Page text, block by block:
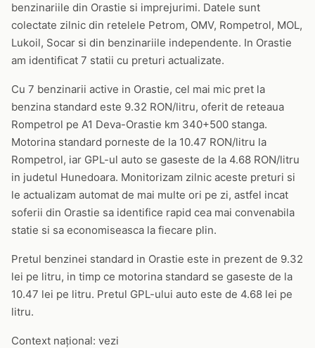
benzinariile din Orastie si imprejurimi. Datele sunt
colectate zilnic din retelele Petrom, OMV, Rompetrol, MOL,
Lukoil, Socar si din benzinariile independente. In Orastie
am identificat 7 statii cu preturi actualizate.
Cu 7 benzinarii active in Orastie, cel mai mic pret la
benzina standard este 9.32 RON/litru, oferit de reteaua
Rompetrol pe A1 Deva-Orastie km 340+500 stanga.
Motorina standard porneste de la 10.47 RON/litru la
Rompetrol, iar GPL-ul auto se gaseste de la 4.68 RON/litru
in judetul Hunedoara. Monitorizam zilnic aceste preturi si
le actualizam automat de mai multe ori pe zi, astfel incat
soferii din Orastie sa identifice rapid cea mai convenabila
statie si sa economiseasca la fiecare plin.
Pretul benzinei standard in Orastie este in prezent de 9.32
lei pe litru, in timp ce motorina standard se gaseste de la
10.47 lei pe litru. Pretul GPL-ului auto este de 4.68 lei pe
litru.
Context național: vezi